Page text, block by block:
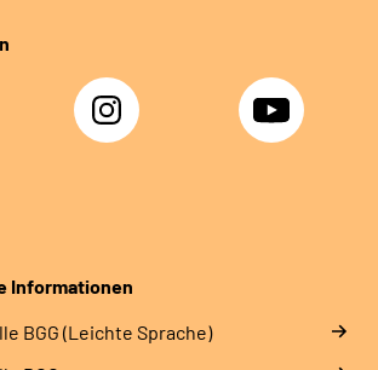
Instagram YouTube
Informationen
BGG (Leichte Sprache)